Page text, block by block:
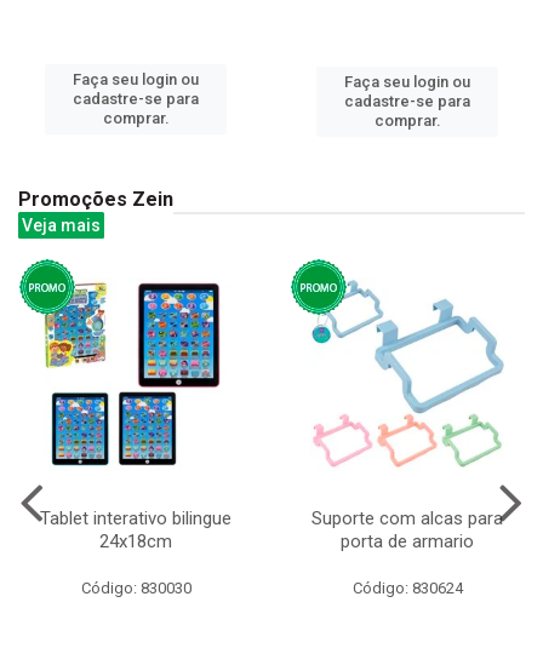
Faça seu login ou
cadastre-se para
comprar.
Faça seu login ou
cadastre-se para
comprar.
Promoções Zein
Veja mais
Tablet interativo bilingue
24x18cm
Código: 830030
Suporte com alcas para
porta de armario
Código: 830624